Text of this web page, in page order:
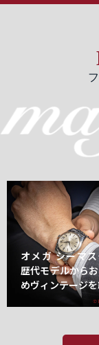
オメガ シーマ
歴代モデルから
めヴィンテージ